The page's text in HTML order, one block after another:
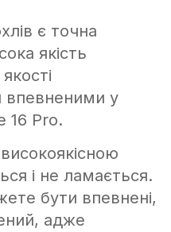
є точна
якість
впевненими у
16 Pro.
і не ламається.
бути впевнені,
адже